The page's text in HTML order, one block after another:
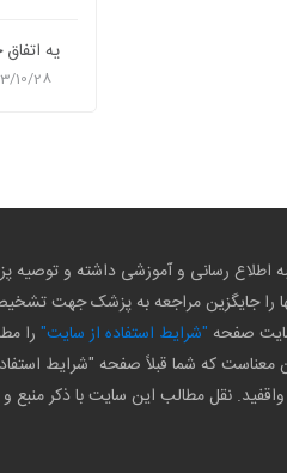
يه
10/28
اطلاع رسانی و آموزشی داشته و
را جایگزین مراجعه به پزشک جهت
صفحه "شرایط استفاده از سایت" را
معناست که شما قبلاً صفحه "شرایط
نقل مطالب این سایت با ذکر منبع و